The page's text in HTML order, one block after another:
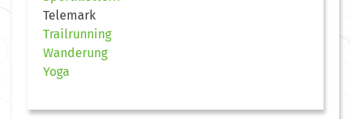
Telemark
Trailrunning
Wanderung
Yoga